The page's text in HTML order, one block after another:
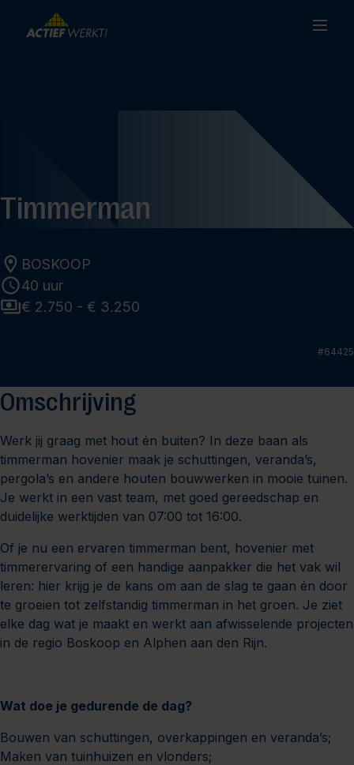
Timmerman
BOSKOOP
40 uur
€ 2.750 - € 3.250
#64425
Omschrijving
Werk jij graag met hout én buiten? In deze baan als
timmerman hovenier maak je schuttingen, veranda’s,
pergola’s en andere houten bouwwerken in mooie tuinen.
Je werkt in een vast team, met goed gereedschap en
duidelijke werktijden van 07:00 tot 16:00.
Of je nu een ervaren timmerman bent, hovenier met
timmerervaring of een handige aanpakker die het vak wil
leren: hier krijg je de kans om aan de slag te gaan én door
te groeien tot zelfstandig timmerman in het groen. Je ziet
elke dag wat je maakt en werkt aan afwisselende projecten
in de regio Boskoop en Alphen aan den Rijn.
Wat doe je gedurende de dag?
Bouwen van schuttingen, overkappingen en veranda’s;
Maken van tuinhuizen en vlonders;